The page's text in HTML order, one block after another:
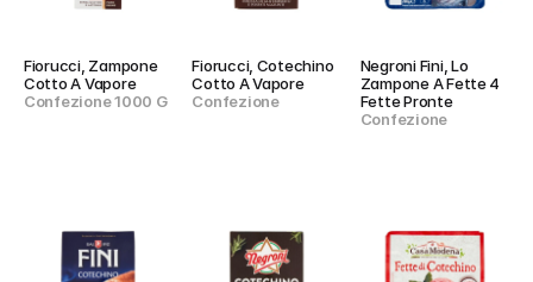
Fiorucci, Zampone
Cotto A Vapore
Confezione 1000 G
Fiorucci, Cotechino
Cotto A Vapore
Confezione
Negroni Fini, Lo
Zampone A Fette 4
Fette Pronte
Confezione